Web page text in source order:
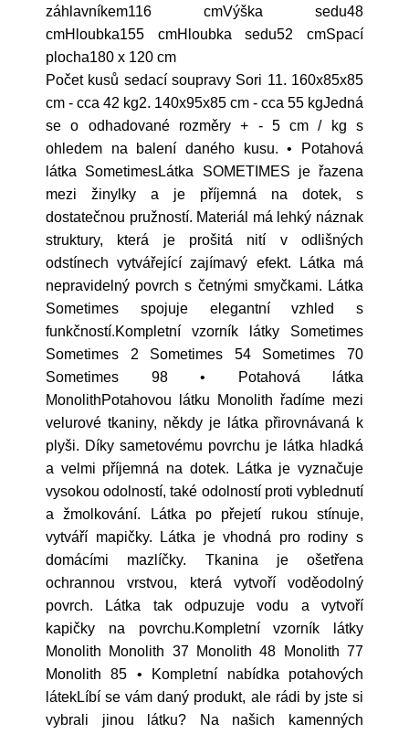
záhlavníkem116 cmVýška sedu48
cmHloubka155 cmHloubka sedu52 cmSpací
plocha180 x 120 cm
Počet kusů sedací soupravy Sori 11. 160x85x85
cm - cca 42 kg2. 140x95x85 cm - cca 55 kgJedná
se o odhadované rozměry + - 5 cm / kg s
ohledem na balení daného kusu. • Potahová
látka SometimesLátka SOMETIMES je řazena
mezi žinylky a je příjemná na dotek, s
dostatečnou pružností. Materiál má lehký náznak
struktury, která je prošitá nití v odlišných
odstínech vytvářející zajímavý efekt. Látka má
nepravidelný povrch s četnými smyčkami. Látka
Sometimes spojuje elegantní vzhled s
funkčností.Kompletní vzorník látky Sometimes
Sometimes 2 Sometimes 54 Sometimes 70
Sometimes 98 • Potahová látka
MonolithPotahovou látku Monolith řadíme mezi
velurové tkaniny, někdy je látka přirovnávaná k
plyši. Díky sametovému povrchu je látka hladká
a velmi příjemná na dotek. Látka je vyznačuje
vysokou odolností, také odolností proti vyblednutí
a žmolkování. Látka po přejetí rukou stínuje,
vytváří mapičky. Látka je vhodná pro rodiny s
domácími mazlíčky. Tkanina je ošetřena
ochrannou vrstvou, která vytvoří voděodolný
povrch. Látka tak odpuzuje vodu a vytvoří
kapičky na povrchu.Kompletní vzorník látky
Monolith Monolith 37 Monolith 48 Monolith 77
Monolith 85 • Kompletní nabídka potahových
látekLíbí se vám daný produkt, ale rádi by jste si
vybrali jinou látku? Na našich kamenných